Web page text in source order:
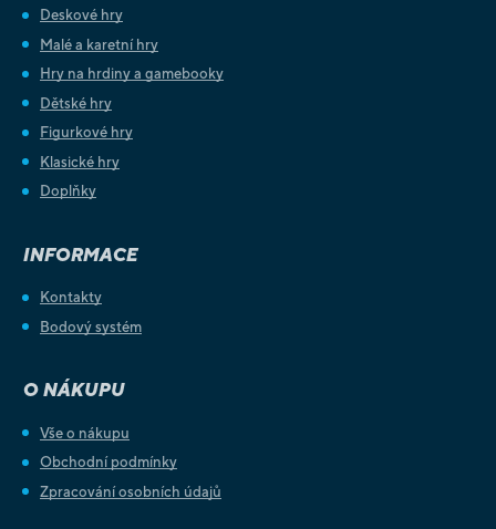
Deskové hry
Malé a karetní hry
Hry na hrdiny a gamebooky
Dětské hry
Figurkové hry
Klasické hry
Doplňky
INFORMACE
Kontakty
Bodový systém
O NÁKUPU
Vše o nákupu
Obchodní podmínky
Zpracování osobních údajů